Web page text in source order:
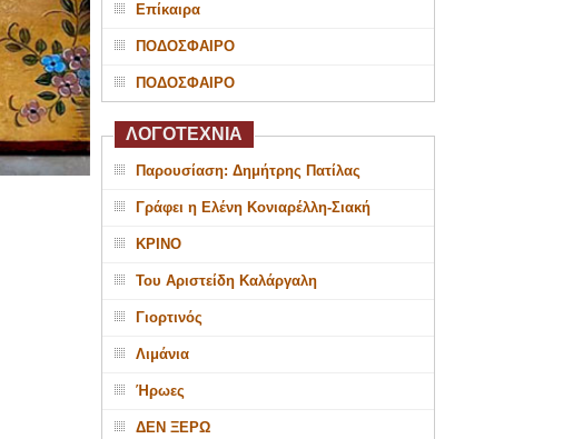
Επίκαιρα
ΠΟΔΟΣΦΑΙΡΟ
ΠΟΔΟΣΦΑΙΡΟ
ΛΟΓΟΤΕΧΝΙΑ
Παρουσίαση: Δημήτρης Πατίλας
Γράφει η Ελένη Κονιαρέλλη-Σιακή
ΚΡΙΝΟ
Του Αριστείδη Καλάργαλη
Γιορτινός
Λιμάνια
Ήρωες
ΔΕΝ ΞΕΡΩ